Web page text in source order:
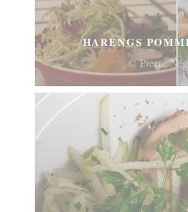
HARENGS
© Pierre